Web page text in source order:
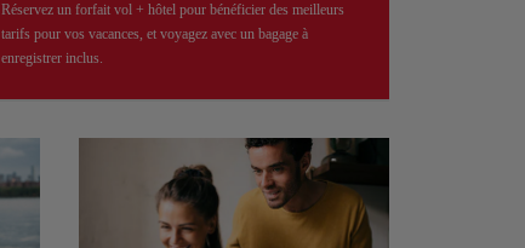
Réservez un forfait vol + hôtel pour bénéficier des meilleurs
tarifs pour vos vacances, et voyagez avec un bagage à
enregistrer inclus.